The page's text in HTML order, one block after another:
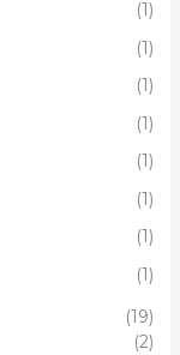
(1)
(1)
(1)
(1)
(1)
(1)
(1)
(1)
(19)
(2)